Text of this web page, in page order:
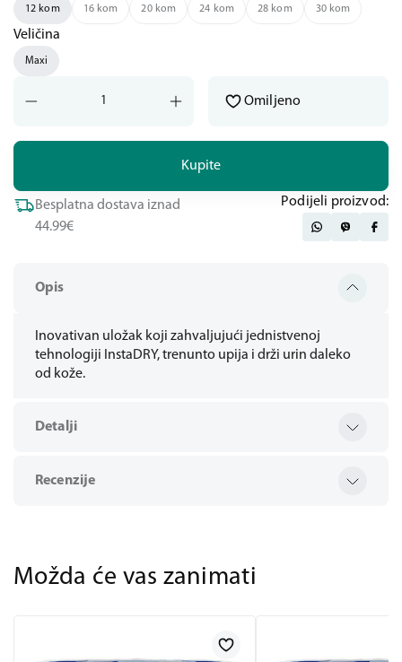
Opis
Inovativan uložak koji zahvaljujući jednistvenoj
tehnologiji InstaDRY, trenunto upija i drži urin daleko
od kože.
Detalji
Recenzije
12 kom 16 kom 20 kom 24 kom 28 kom 30 kom
Veličina
Maxi
Kupite
Omiljeno
Besplatna dostava iznad
44.99€
Podijeli proizvod:
Možda će vas zanimati